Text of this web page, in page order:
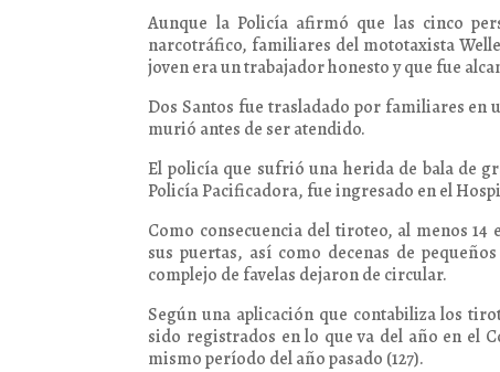
Aunque la Policía afirmó que las cinco
narcotráfico, familiares del mototaxista
joven era un trabajador honesto y que fue
Dos Santos fue trasladado por familiares en
murió antes de ser atendido.
El policía que sufrió una herida de bala de
Policía Pacificadora, fue ingresado en el
Como consecuencia del tiroteo, al menos
sus puertas, así como decenas de
complejo de favelas dejaron de circular.
Según una aplicación que contabiliza los
sido registrados en lo que va del año en el
mismo período del año pasado (127).